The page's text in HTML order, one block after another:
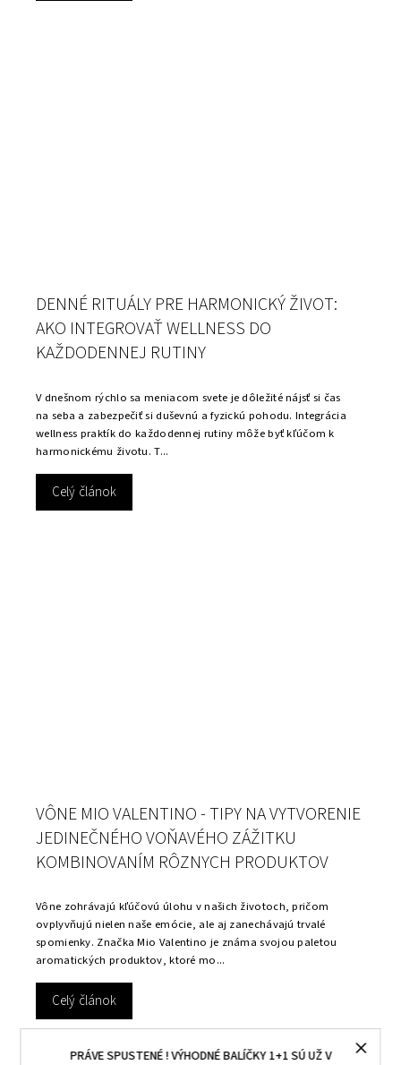
PRÁVE SPUSTENÉ ! VÝHODNÉ BALÍČKY 1+1 SÚ UŽ V
DENNÉ RITUÁLY PRE HARMONICKÝ ŽIVOT:
AKO INTEGROVAŤ WELLNESS DO
KAŽDODENNEJ RUTINY
V dnešnom rýchlo sa meniacom svete je dôležité nájsť si čas
na seba a zabezpečiť si duševnú a fyzickú pohodu. Integrácia
wellness praktík do každodennej rutiny môže byť kľúčom k
harmonickému životu. T...
Celý článok
VÔNE MIO VALENTINO - TIPY NA VYTVORENIE
JEDINEČNÉHO VOŇAVÉHO ZÁŽITKU
KOMBINOVANÍM RÔZNYCH PRODUKTOV
Vône zohrávajú kľúčovú úlohu v našich životoch, pričom
ovplyvňujú nielen naše emócie, ale aj zanechávajú trvalé
spomienky. Značka Mio Valentino je známa svojou paletou
aromatických produktov, ktoré mo...
Celý článok